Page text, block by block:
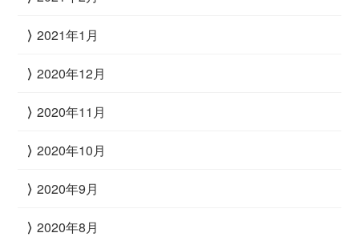
2021年1月
2020年12月
2020年11月
2020年10月
2020年9月
2020年8月